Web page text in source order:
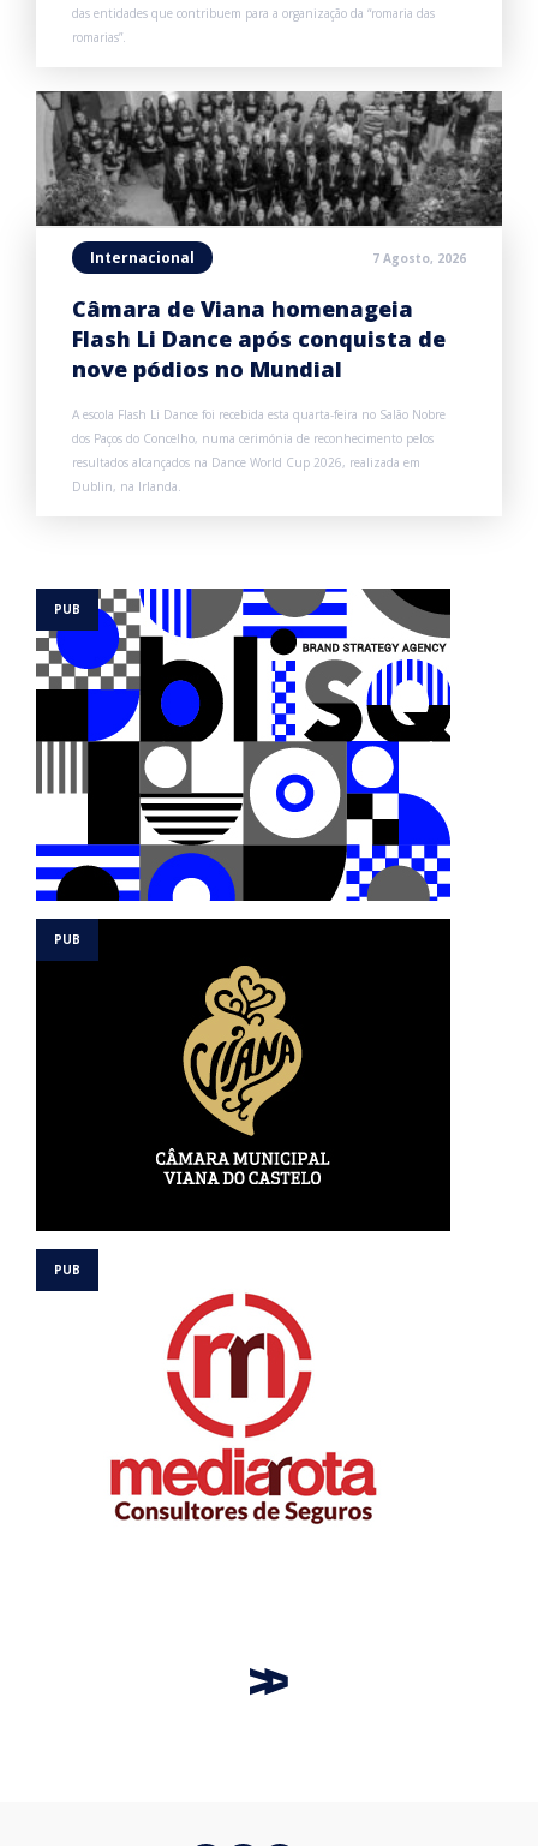
das entidades que contribuem para a organização da “romaria das
romarias”.
Internacional 7 Agosto, 2026
Câmara de Viana homenageia
Flash Li Dance após conquista de
nove pódios no Mundial
A escola Flash Li Dance foi recebida esta quarta-feira no Salão Nobre
dos Paços do Concelho, numa cerimónia de reconhecimento pelos
resultados alcançados na Dance World Cup 2026, realizada em
Dublin, na Irlanda.